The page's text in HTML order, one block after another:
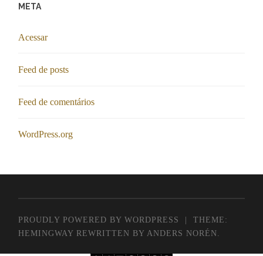
META
Acessar
Feed de posts
Feed de comentários
WordPress.org
PROUDLY POWERED BY WORDPRESS |
THEME:
HEMINGWAY REWRITTEN BY ANDERS NORÉN